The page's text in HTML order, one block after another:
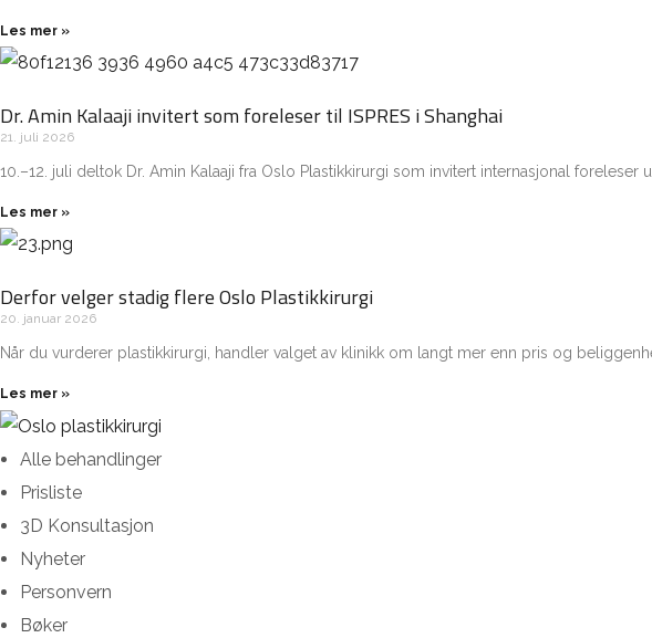
Les mer »
Dr. Amin Kalaaji invitert som foreleser til ISPRES i Shanghai
21. juli 2026
10.–12. juli deltok Dr. Amin Kalaaji fra Oslo Plastikkirurgi som invitert internasjonal
Les mer »
Derfor velger stadig flere Oslo Plastikkirurgi
20. januar 2026
Når du vurderer plastikkirurgi, handler valget av klinikk om langt mer enn pris og
Les mer »
Alle behandlinger
Prisliste
3D Konsultasjon
Nyheter
Personvern
Bøker